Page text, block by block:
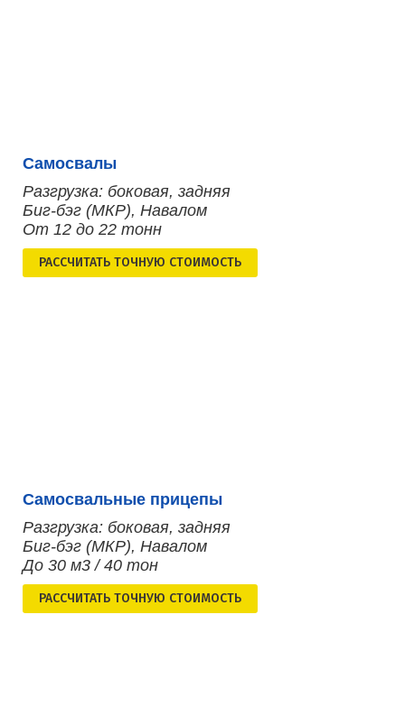
Самосвалы
Разгрузка: боковая, задняя
Биг-бэг (МКР), Навалом
От 12 до 22 тонн
РАСCЧИТАТЬ ТОЧНУЮ СТОИМОСТЬ
Самосвальные прицепы
Разгрузка: боковая, задняя
Биг-бэг (МКР), Навалом
До 30 м3 / 40 тон
РАСCЧИТАТЬ ТОЧНУЮ СТОИМОСТЬ